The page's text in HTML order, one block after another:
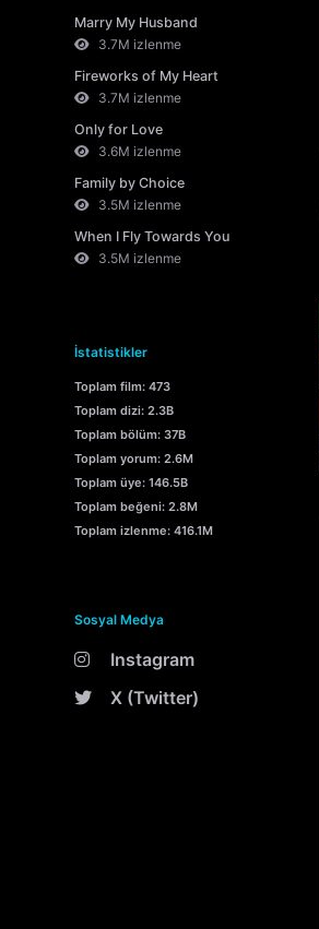
Marry My Husband
3.7M izlenme
Fireworks of My Heart
3.7M izlenme
Only for Love
3.6M izlenme
Family by Choice
3.5M izlenme
When I Fly Towards You
3.5M izlenme
İstatistikler
Toplam film: 473
Toplam dizi: 2.3B
Toplam bölüm: 37B
Toplam yorum: 2.6M
Toplam üye: 146.5B
Toplam beğeni: 2.8M
Toplam izlenme: 416.1M
Sosyal Medya
Instagram
X (Twitter)